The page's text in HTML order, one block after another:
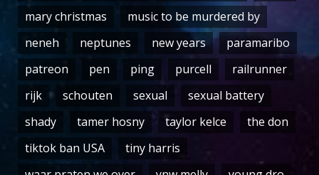
mary christmas
music to be murdered by
neneh
neptunes new years
paramaribo
patreon
pen ping purcell
railrunner
rijk
schouten sexual
sexual battery
shady
tamer hosny taylor kelce
the don
tiktok ban USA
tiny harris